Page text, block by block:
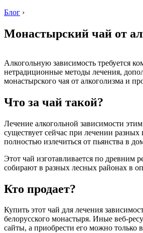
Блог ›
Монастырский чай от
Алкогольную зависимость требуется
нетрадиционные методы лечения,
монастырского чая от алкоголизма и
Что за чай такой?
Лечение алкогольной зависимости
существует сейчас при лечении
полностью излечиться от пьянства в
Этот чай изготавливается по древним
собирают в разных лесных районах в
Кто продает?
Купить этот чай для лечения
белорусского монастыря. Иные веб-
сайты, а приобрести его можно только